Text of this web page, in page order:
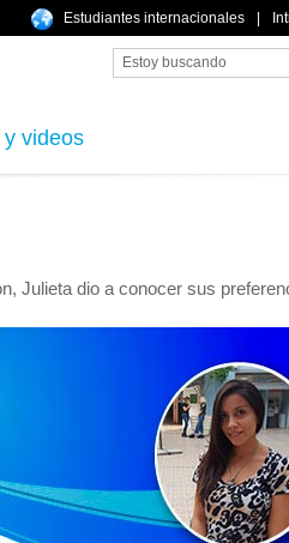
Estudiantes internacionales
y videos
Julieta dio a conocer sus